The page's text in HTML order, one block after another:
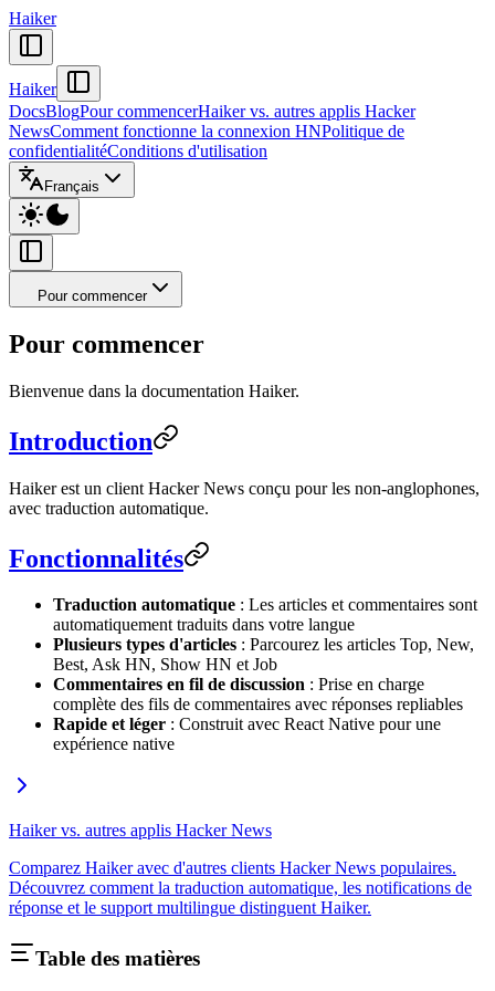
Haiker
Haiker
DocsBlogPour commencerHaiker vs. autres applis Hacker
NewsComment fonctionne la connexion HNPolitique de
confidentialitéConditions d'utilisation
Français
Pour commencer
Pour commencer
Bienvenue dans la documentation Haiker.
Introduction
Haiker est un client Hacker News conçu pour les non-anglophones,
avec traduction automatique.
Fonctionnalités
Traduction automatique : Les articles et commentaires sont
automatiquement traduits dans votre langue
Plusieurs types d'articles : Parcourez les articles Top, New,
Best, Ask HN, Show HN et Job
Commentaires en fil de discussion : Prise en charge
complète des fils de commentaires avec réponses repliables
Rapide et léger : Construit avec React Native pour une
expérience native
Haiker vs. autres applis Hacker News
Comparez Haiker avec d'autres clients Hacker News populaires.
Découvrez comment la traduction automatique, les notifications de
réponse et le support multilingue distinguent Haiker.
Table des matières